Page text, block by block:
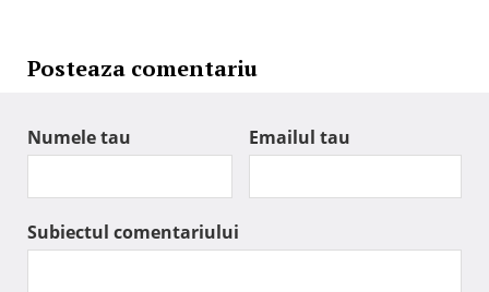
Posteaza comentariu
Numele tau Emailul tau
Subiectul comentariului